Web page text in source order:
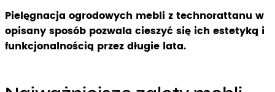
Pielęgnacja ogrodowych mebli z technorattanu w
opisany sposób pozwala cieszyć się ich estetyką i
funkcjonalnością przez długie lata.